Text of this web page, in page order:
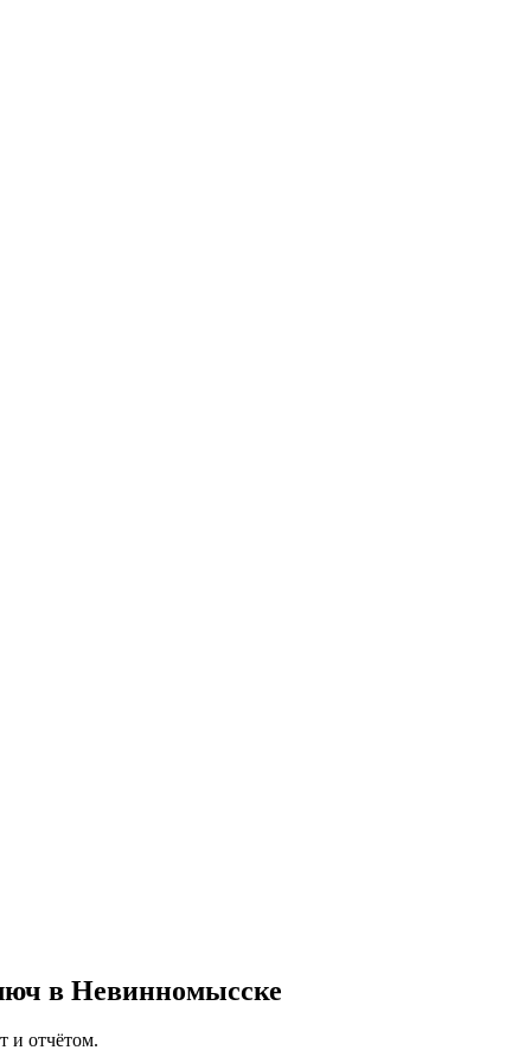
в Невинномысске
и отчётом.